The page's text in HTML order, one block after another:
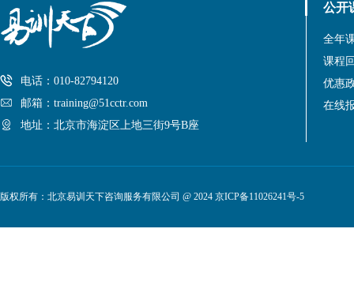
电话：010-82794120
邮箱：training@51cctr.com
地址：北京市海淀区上地三街9号B座
公开
全年
课程
优惠
在线
版权所有：北京易训天下咨询服务有限公司 @ 2024 京ICP备11026241号-5